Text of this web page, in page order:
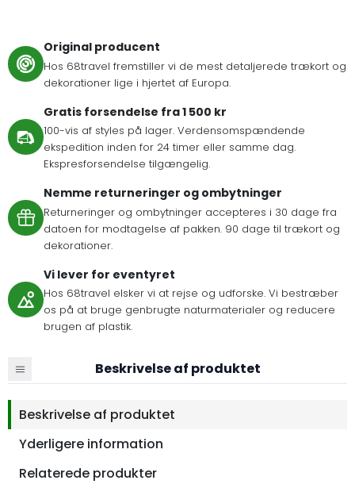
Original producent
Hos 68travel fremstiller vi de mest detaljerede trækort og
dekorationer lige i hjertet af Europa.
Gratis forsendelse fra 1 500 kr
100-vis af styles på lager. Verdensomspændende
ekspedition inden for 24 timer eller samme dag.
Ekspresforsendelse tilgængelig.
Nemme returneringer og ombytninger
Returneringer og ombytninger accepteres i 30 dage fra
datoen for modtagelse af pakken. 90 dage til trækort og
dekorationer.
Vi lever for eventyret
Hos 68travel elsker vi at rejse og udforske. Vi bestræber
os på at bruge genbrugte naturmaterialer og reducere
brugen af plastik.
Beskrivelse af produktet
Beskrivelse af produktet
Yderligere information
Relaterede produkter